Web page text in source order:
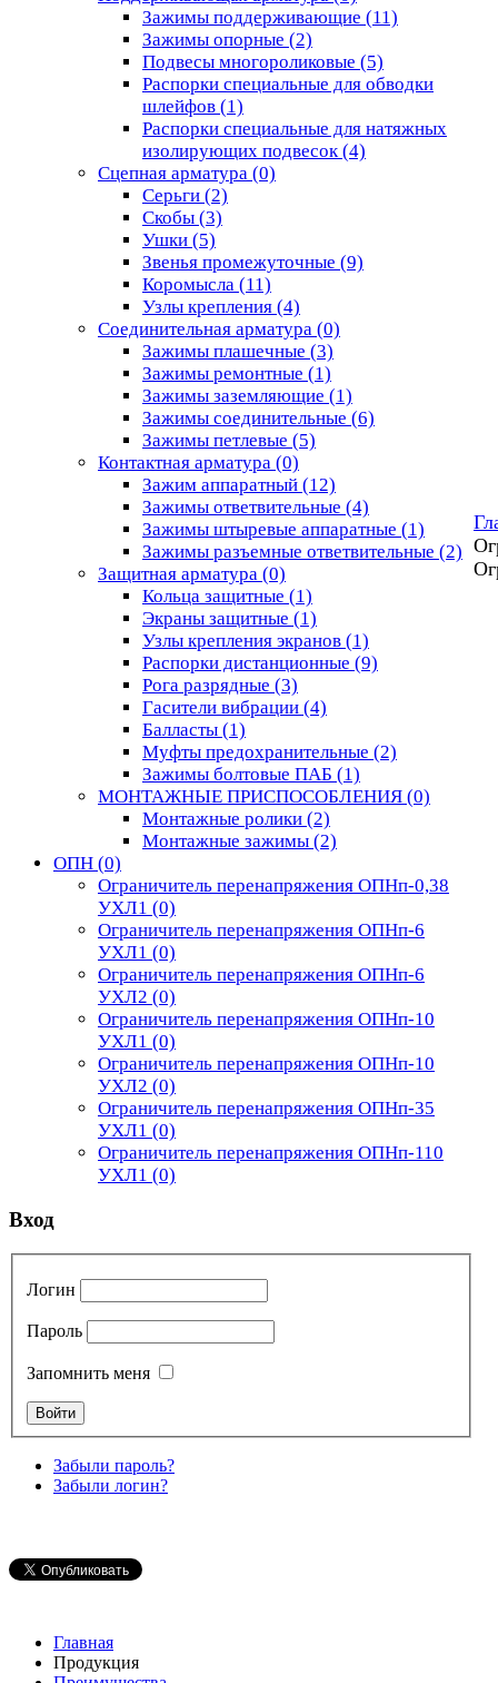
Зажимы поддерживающие (11)
Зажимы опорные (2)
Подвесы многороликовые (5)
Распорки специальные для обводки
шлейфов (1)
Распорки специальные для натяжных
изолирующих подвесок(4)
Сцепная арматура (0)
Серьги (2)
Скобы (3)
Ушки (5)
Звенья промежуточные (9)
Коромысла (11)
Узлы крепления (4)
Соединительная арматура (0)
Зажимы плашечные (3)
Зажимы ремонтные (1)
Зажимы заземляющие (1)
Зажимы соединительные (6)
Зажимы петлевые (5)
Контактная арматура (0)
Зажим аппаратный (12)
Зажимы ответвительные (4)
Зажимы штыревые аппаратные (1)
Зажимы разъемные ответвительные (2)
Защитная арматура (0)
Кольца защитные (1)
Экраны защитные (1)
Узлы крепления экранов (1)
Распорки дистанционные (9)
Рога разрядные (3)
Гасители вибрации (4)
Балласты (1)
Муфты предохранительные (2)
Зажимы болтовые ПАБ (1)
МОНТАЖНЫЕ ПРИСПОСОБЛЕНИЯ (0)
Монтажные ролики (2)
Монтажные зажимы (2)
ОПН (0)
Ограничитель перенапряжения ОПНп-0,38
УХЛ1 (0)
Ограничитель перенапряжения ОПНп-6
УХЛ1 (0)
Ограничитель перенапряжения ОПНп-6
УХЛ2 (0)
Ограничитель перенапряжения ОПНп-10
УХЛ1 (0)
Ограничитель перенапряжения ОПНп-10
УХЛ2 (0)
Ограничитель перенапряжения ОПНп-35
УХЛ1 (0)
Ограничитель перенапряжения ОПНп-110
УХЛ1 (0)
Вход
Логин
Пароль
Запомнить меня
Забыли пароль?
Забыли логин?
Главная
Продукция